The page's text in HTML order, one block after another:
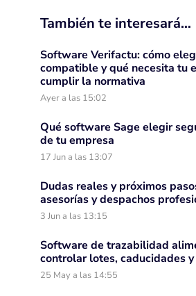
También te interesará…
Software Verifactu: cómo
compatible y qué necesita tu
cumplir la normativa
Ayer a las 15:02
Qué software Sage elegir
de tu empresa
17 Jun a las 13:07
Dudas reales y próximos
asesorías y despachos
3 Jun a las 13:15
Software de trazabilidad
controlar lotes, caducidades
25 May a las 14:55